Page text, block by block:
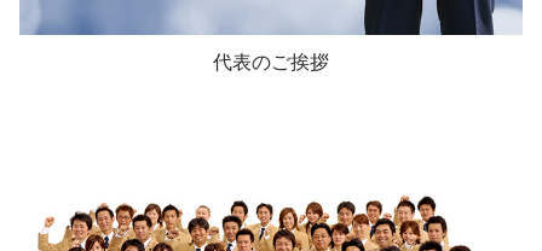
代表のご挨拶